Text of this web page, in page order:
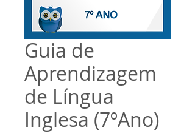
Guia de
Aprendizagem
de Língua
Inglesa (7ºAno)